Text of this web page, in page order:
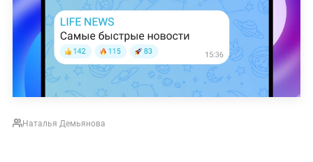
Наталья Демьянова